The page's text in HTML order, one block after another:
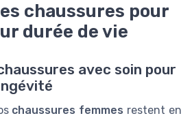
chaussures pour
durée de vie
avec soin pour
chaussures femmes restent en